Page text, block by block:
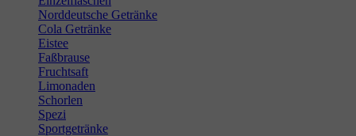
Norddeutsche Getränke
Cola Getränke
Eistee
Faßbrause
Fruchtsaft
Limonaden
Schorlen
Spezi
Sportgetränke